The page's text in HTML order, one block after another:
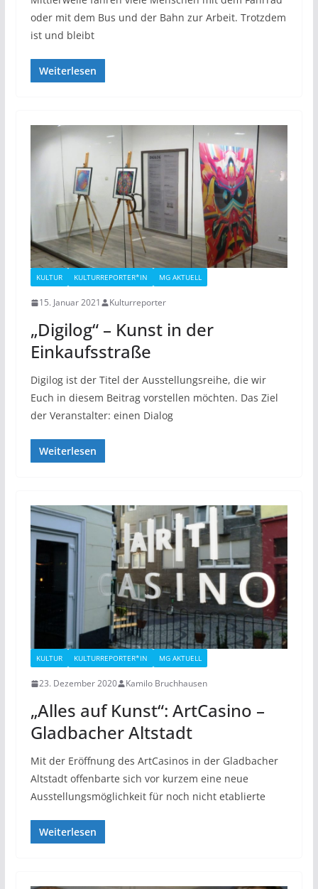
oder mit dem Bus und der Bahn zur Arbeit. Trotzdem
ist und bleibt
Weiterlesen
KULTUR KULTURREPORTER*IN MG AKTUELL
15. Januar 2021 Kulturreporter
„Digilog“ – Kunst in der
Einkaufsstraße
Digilog ist der Titel der Ausstellungsreihe, die wir
Euch in diesem Beitrag vorstellen möchten. Das Ziel
der Veranstalter: einen Dialog
Weiterlesen
KULTUR KULTURREPORTER*IN MG AKTUELL
23. Dezember 2020 Kamilo Bruchhausen
„Alles auf Kunst“: ArtCasino –
Gladbacher Altstadt
Mit der Eröffnung des ArtCasinos in der Gladbacher
Altstadt offenbarte sich vor kurzem eine neue
Ausstellungsmöglichkeit für noch nicht etablierte
Weiterlesen